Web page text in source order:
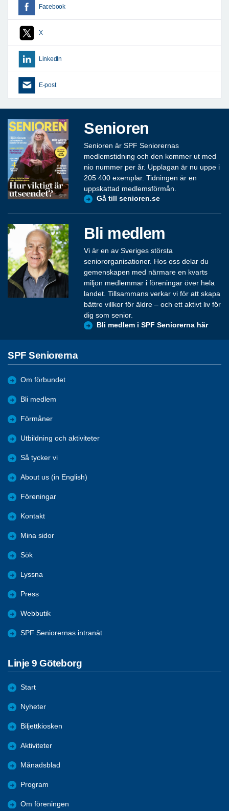
Facebook
X
LinkedIn
E-post
Senioren
Senioren är SPF Seniorernas
medlemstidning och den kommer ut med
nio nummer per år. Upplagan är nu uppe i
205 400 exemplar. Tidningen är en
uppskattad medlemsförmån.
Gå till senioren.se
Bli medlem
Vi är en av Sveriges största
seniororganisationer. Hos oss delar du
gemenskapen med närmare en kvarts
miljon medlemmar i föreningar över hela
landet. Tillsammans verkar vi för att skapa
bättre villkor för äldre – och ett aktivt liv för
dig som senior.
Bli medlem i SPF Seniorerna här
SPF Seniorerna
Om förbundet
Bli medlem
Förmåner
Utbildning och aktiviteter
Så tycker vi
About us (in English)
Föreningar
Kontakt
Mina sidor
Sök
Lyssna
Press
Webbutik
SPF Seniorernas intranät
Linje 9 Göteborg
Start
Nyheter
Biljettkiosken
Aktiviteter
Månadsblad
Program
Om föreningen